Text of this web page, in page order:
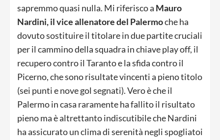
sapremmo quasi nulla. Mi riferisco a Mauro
Nardini, il vice allenatore del Palermoche ha
dovuto sostituire il titolare in due partite cruciali
per il cammino della squadra in chiave play off, il
recupero contro il Taranto e la sfida contro il
Picerno, che sono risultate vincenti a pieno titolo
(sei punti e nove gol segnati). Vero è che il
Palermo in casa raramente ha fallito il risultato
pieno ma è altrettanto indiscutibile che Nardini
ha assicurato un clima di serenità negli spogliatoi